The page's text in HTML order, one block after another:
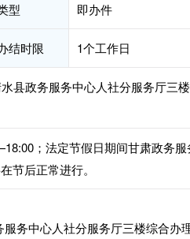
型 即办件
结时限 1个工作日
县政务服务中心人社分服务厅三楼
；法定节假日期间甘肃政务
节后正常进行。
务中心人社分服务厅三楼综合办